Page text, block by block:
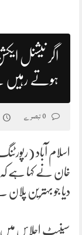
اگر نیشنل
ہوتے رہیں
اسلام آباد
خان نے کہا ہے کہ
دیا جو بہترین پلان
سینیٹ اجلاس میں